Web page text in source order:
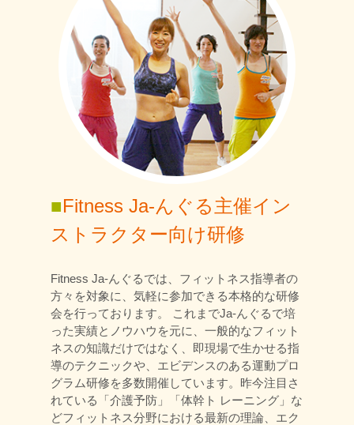
■Fitness Ja-んぐる主催イン
ストラクター向け研修
Fitness Ja-んぐるでは、フィットネス指導者の
方々を対象に、気軽に参加できる本格的な研修
会を行っております。 これまでJa-んぐるで培
った実績とノウハウを元に、一般的なフィット
ネスの知識だけではなく、即現場で生かせる指
導のテクニックや、エビデンスのある運動プロ
グラム研修を多数開催しています。昨今注目さ
れている「介護予防」「体幹ト レーニング」な
どフィットネス分野における最新の理論、エク